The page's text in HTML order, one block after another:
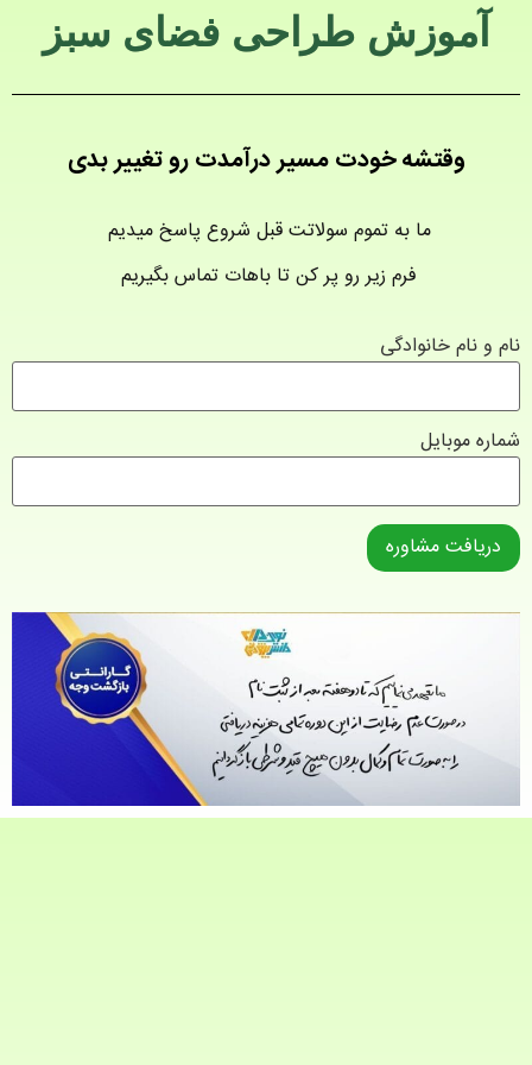
آموزش طراحی فضای سبز
وقتشه خودت مسیر درآمدت رو تغییر بدی
ما به تموم سولاتت قبل شروع پاسخ میدیم
فرم زیر رو پر کن تا باهات تماس بگیریم
نام و نام خانوادگی
شماره موبایل